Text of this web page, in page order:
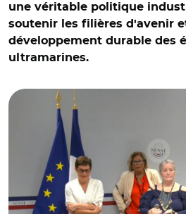
une véritable politique
soutenir les filières d'avenir
développement durable des
ultramarines.
© Capture vidéo Sénat/ Annick